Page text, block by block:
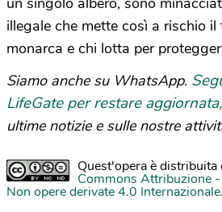
illegale che mette così a rischio
monarca e chi lotta per
Siamo anche su WhatsApp.
LifeGate per restare
ultime notizie e sulle nostre
Quest'opera è distribuita
Commons Attribuzione
Non opere derivate 4.0 Internazionale.